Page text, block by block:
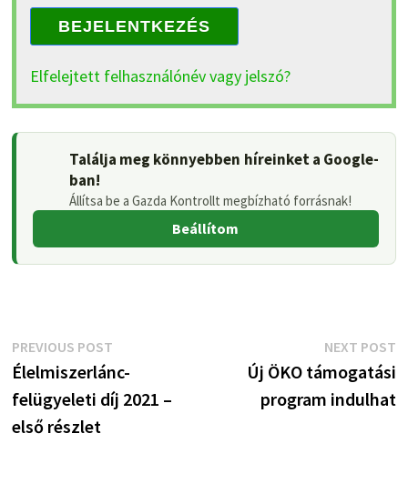
BEJELENTKEZÉS
Elfelejtett felhasználónév vagy jelszó?
Találja meg könnyebben híreinket a Google-
ban!
Állítsa be a Gazda Kontrollt megbízható forrásnak!
Beállítom
Bejegyzés
navigáció
PREVIOUS POSTPrevious
post:
Élelmiszerlánc-
felügyeleti díj 2021 –
első részlet
NEXT POST
Új ÖKO támogatási
program indulhat